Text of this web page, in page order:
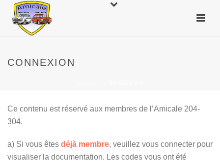
CONNEXION
Ce contenu est réservé aux membres de l’Amicale 204-
304.
a) Si vous êtes déjà membre, veuillez vous connecter pour
visualiser la documentation. Les codes vous ont été